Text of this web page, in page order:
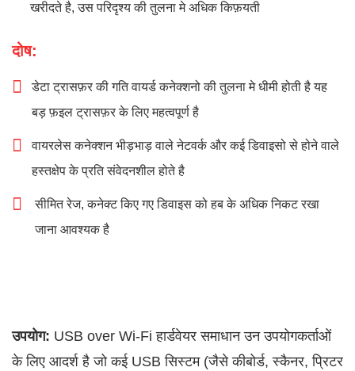
खरीदते है, उस परिदृश्य की तुलना मे अधिक किफ़यती
दोष:
डेटा ट्रासफ़र की गति वायर्ड कनेक्शनो की तुलना मे धीमी होती है यह
बड़ फ़इल ट्रासफ़र के लिए महत्वपूर्ण है
वायरलेस कनेक्शन भीड़भाड़ वाले नेटवर्क और कई डिवाइसो से होने वाले
हस्तक्षेप के प्रति संवेदनशील होते है
सीमित रेज, कनेक्ट किए गए डिवाइस को हब के अधिक निकट रखा
जाना आवश्यक है
उपयोग: USB over Wi-Fi हार्डवेयर समाधान उन उपयोगकर्ताओं
के लिए आदर्श है जो कई USB सिस्टम (जैसे कीबोर्ड, स्कैनर, प्रिटर